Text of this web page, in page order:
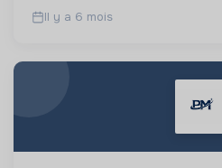
Il y a 6 mois